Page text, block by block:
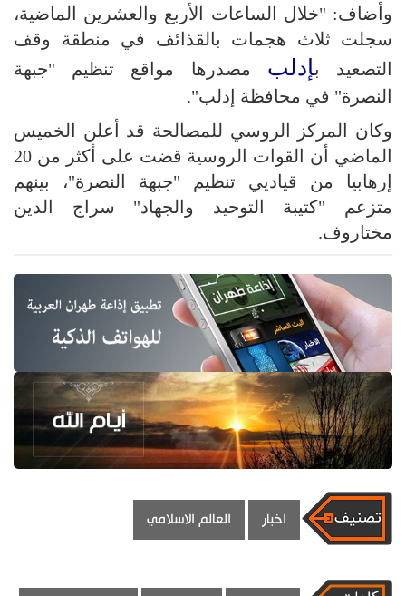
وأضاف: "خلال الساعات الأربع والعشرين الماضية،
سجلت ثلاث هجمات بالقذائف في منطقة وقف
التصعيد بإدلب مصدرها مواقع تنظيم "جبهة
النصرة" في محافظة إدلب".
وكان المركز الروسي للمصالحة قد أعلن الخميس
الماضي أن القوات الروسية قضت على أكثر من 20
إرهابيا من قياديي تنظيم "جبهة النصرة"، بينهم
متزعم "كتيبة التوحيد والجهاد" سراج الدين
مختاروف.
اخبار العالم الاسلامي